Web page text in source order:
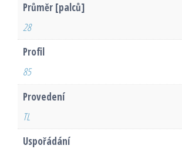
Průměr [palců]
28
Profil
85
Provedení
TL
Uspořádání